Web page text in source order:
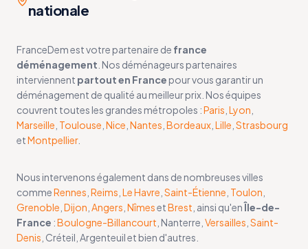
nationale
FranceDem est votre partenaire de france
déménagement . Nos déménageurs partenaires
interviennent partout en France pour vous garantir un
déménagement de qualité au meilleur prix. Nos équipes
couvrent toutes les grandes métropoles :Paris Lyon
Marseille Toulouse Nice Nantes Bordeaux Lille Strasbourg
etMontpellier.
Nous intervenons également dans de nombreuses villes
commeRennes Reims Le Havre Saint-Étienne Toulon
Grenoble Dijon Angers NîmesetBrest , ainsi qu'enÎle-de-
France :Boulogne-Billancourt , Nanterre, Versailles Saint-
Denis , Créteil, Argenteuil et bien d'autres.